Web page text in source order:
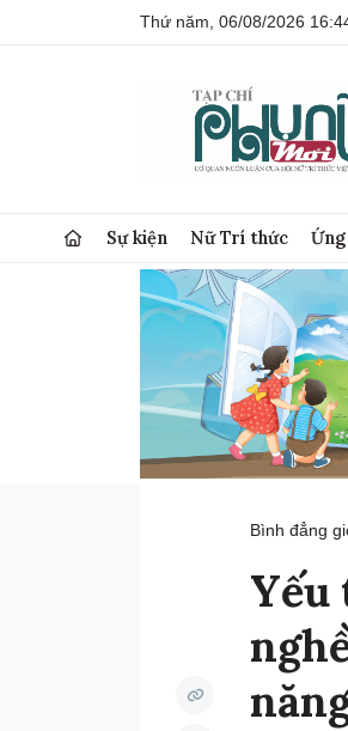
Thứ năm, 06/08/2026
Sự kiện Nữ Trí thức
Bình đẳng
Yếu